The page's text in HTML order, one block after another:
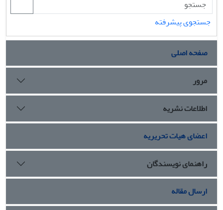
جستجوی پیشرفته
صفحه اصلی
مرور
اطلاعات نشریه
اعضای هیات تحریریه
راهنمای نویسندگان
ارسال مقاله